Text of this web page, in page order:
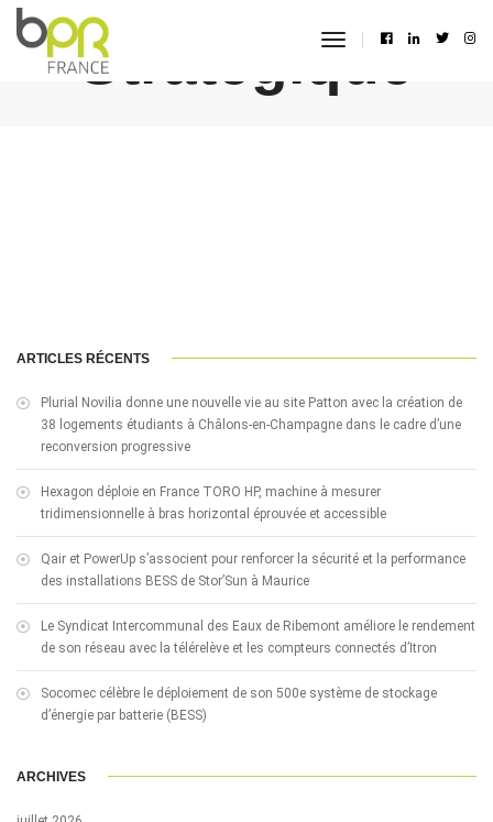
toggle
Stratégique
ARTICLES RÉCENTS
Plurial Novilia donne une nouvelle vie au site Patton avec la création de
38 logements étudiants à Châlons-en-Champagne dans le cadre d’une
reconversion progressive
Hexagon déploie en France TORO HP, machine à mesurer
tridimensionnelle à bras horizontal éprouvée et accessible
Qair et PowerUp s’associent pour renforcer la sécurité et la performance
des installations BESS de Stor’Sun à Maurice
Le Syndicat Intercommunal des Eaux de Ribemont améliore le rendement
de son réseau avec la télérelève et les compteurs connectés d’Itron
Socomec célèbre le déploiement de son 500e système de stockage
d’énergie par batterie (BESS)
ARCHIVES